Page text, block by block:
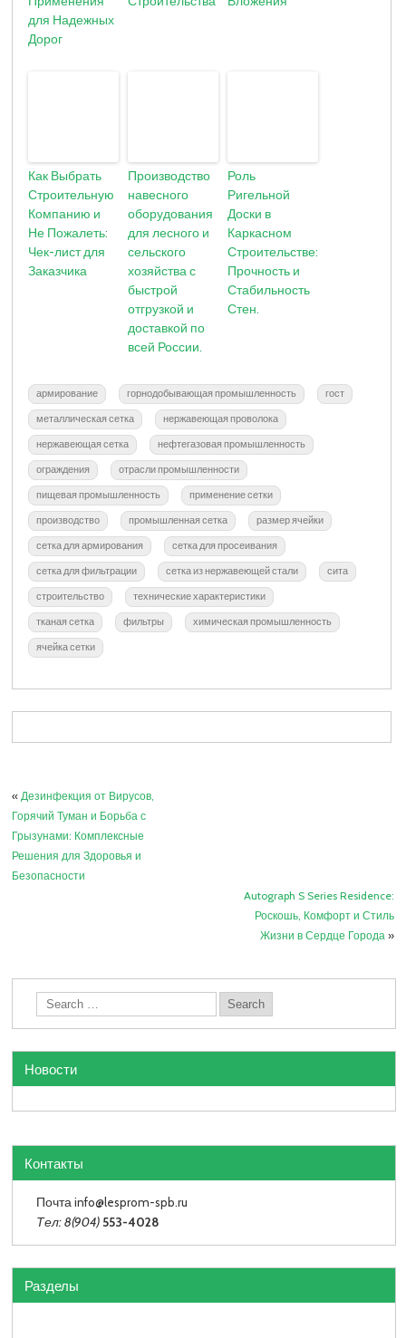
для Надежных
Дорог
Как Выбрать
Строительную
Компанию и
Не Пожалеть:
Чек-лист для
Заказчика
Производство
навесного
оборудования
для лесного и
сельского
хозяйства с
быстрой
отгрузкой и
доставкой по
всей России.
Роль
Ригельной
Доски в
Каркасном
Строительстве:
Прочность и
Стабильность
Стен.
армирование горнодобывающая промышленность гост
металлическая сетка нержавеющая проволока
нержавеющая сетка нефтегазовая промышленность
ограждения отрасли промышленности
пищевая промышленность применение сетки
производство промышленная сетка размер ячейки
сетка для армирования сетка для просеивания
сетка для фильтрации сетка из нержавеющей стали сита
строительство технические характеристики
тканая сетка фильтры химическая промышленность
ячейка сетки
«Дезинфекция от Вирусов,
Горячий Туман и Борьба с
Грызунами: Комплексные
Решения для Здоровья и
Безопасности
Autograph S Series Residence:
Роскошь, Комфорт и Стиль
Жизни в Сердце Города»
Новости
Контакты
Почта info@lesprom-spb.ru
Тел: 8(904) 553-4028
Разделы